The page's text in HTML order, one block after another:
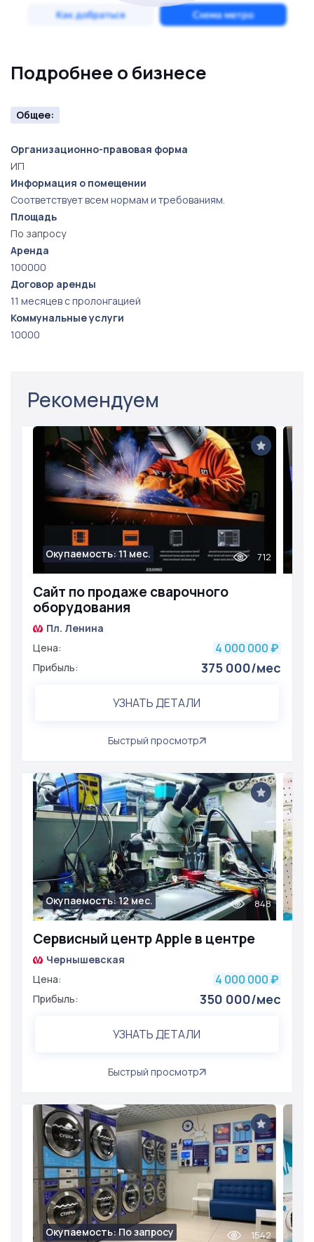
Подробнее о бизнесе
Общее:
Организационно-правовая форма
ИП
Информация о помещении
Соответствует всем нормам и требованиям.
Площадь
По запросу
Аренда
100000
Договор аренды
11 месяцев с пролонгацией
Коммунальные услуги
10000
Рекомендуем
Сайт по продаже сварочного
оборудования
Окупаемость: 11 мес. 712
Пл. Ленина
Цена:
4 000 000 ₽
Прибыль: 375 000/мес
УЗНАТЬ ДЕТАЛИ
Быстрый просмотр
Сервисный центр Apple в центре
Окупаемость: 12 мес. 848
Чернышевская
Цена:
4 000 000 ₽
Прибыль: 350 000/мес
УЗНАТЬ ДЕТАЛИ
Быстрый просмотр
Окупаемость: По запросу 1542